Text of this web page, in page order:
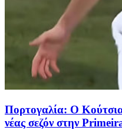
Πορτογαλία: Ο
νέας σεζόν στην